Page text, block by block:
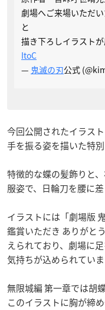
劇場へご来場いただ
と
描き下ろしイラストが
ItoC
— 鬼滅の刃公式
今回公開されたイラス
手を振る姿を描いた特別
特徴的な蝶の髪飾りと
服姿で、日輪刀を腰に
イラストには「劇場版
鑑賞いただき ありがと
えられており、劇場に
気持ちが込められていま
無限城編 第一章では胡
このイラストに胸が締